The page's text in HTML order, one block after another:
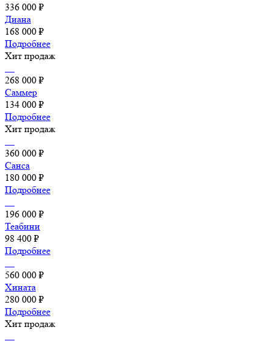
336 000 ₽
Диана
168 000 ₽
Подробнее
Хит продаж
268 000 ₽
Саммер
134 000 ₽
Подробнее
Хит продаж
360 000 ₽
Санса
180 000 ₽
Подробнее
196 000 ₽
Теабини
98 400 ₽
Подробнее
560 000 ₽
Хината
280 000 ₽
Подробнее
Хит продаж